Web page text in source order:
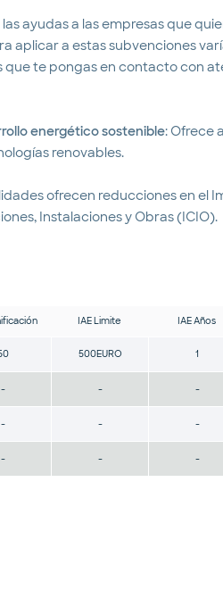
ayudas a las empresas que
aplicar a estas subvenciones
te pongas en contacto con
energético sostenible: Ofrece
renovables.
ofrecen reducciones en el
Instalaciones y Obras (ICIO).
IAE Limite IAE Años
500EURO 1
- - -
- - -
- - -